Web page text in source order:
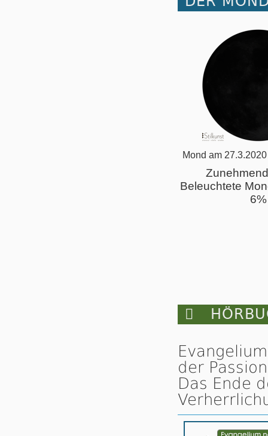
Mond am
Beleuchtete
6%

der
Das Ende